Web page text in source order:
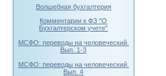
Волшебная бухгалтерия
Комментарии к ФЗ "О
Бухгалтерском учете"
МСФО: переводы на человеческий.
Вып. 1-3
МСФО: переводы на человеческий.
Вып. 4